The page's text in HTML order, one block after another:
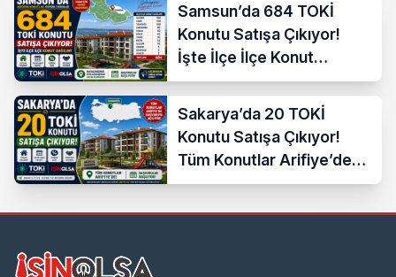
Samsun’da 684 TOKİ
Konutu Satışa Çıkıyor!
İşte İlçe İlçe Konut
Dağılımı
Sakarya’da 20 TOKİ
Konutu Satışa Çıkıyor!
Tüm Konutlar Arifiye’de
Başvuruya Açılıyor